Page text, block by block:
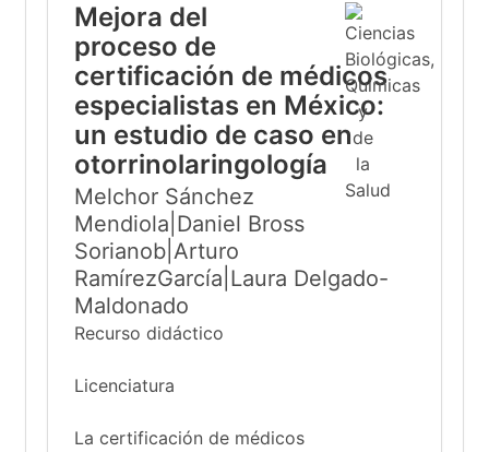
Mejora del
proceso de
certificación de médicos
especialistas en México:
un estudio de caso en
otorrinolaringología
Melchor Sánchez
Mendiola|Daniel Bross
Sorianob|Arturo
RamírezGarcía|Laura Delgado-
Maldonado
Recurso didáctico
Licenciatura
La certificación de médicos